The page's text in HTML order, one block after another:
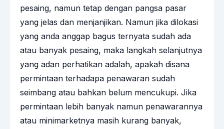
pesaing, namun tetap dengan pangsa pasar
yang jelas dan menjanjikan. Namun jika dilokasi
yang anda anggap bagus ternyata sudah ada
atau banyak pesaing, maka langkah selanjutnya
yang adan perhatikan adalah, apakah disana
permintaan terhadapa penawaran sudah
seimbang atau bahkan belum mencukupi. Jika
permintaan lebih banyak namun penawarannya
atau minimarketnya masih kurang banyak,